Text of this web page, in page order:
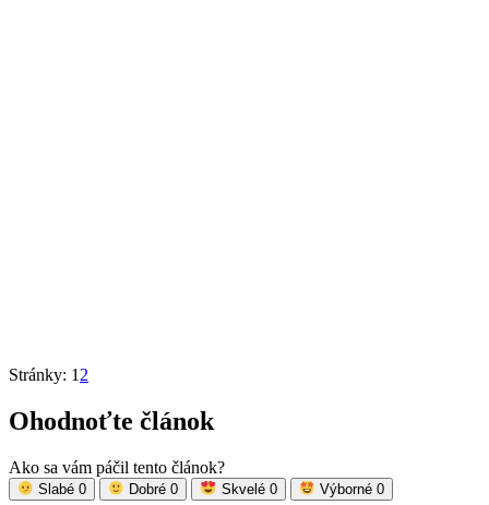
Stránky: 1 2
Ohodnoťte článok
Ako sa vám páčil tento článok?
Slabé 0 Dobré 0 Skvelé 0 Výborné 0